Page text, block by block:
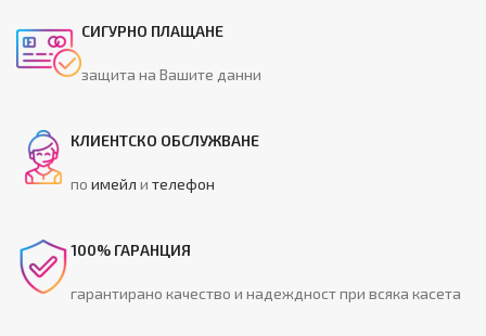
СИГУРНО ПЛАЩАНЕ
защита на Вашите данни
КЛИЕНТСКО ОБСЛУЖВАНЕ
поимейл ителефон
100% ГАРАНЦИЯ
гарантирано качество и надеждност при всяка касета